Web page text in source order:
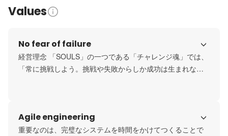
Values
No fear of failure
経営理念 「SOULS」の一つである「チャレンジ魂」では、
「常に挑戦しよう。挑戦や失敗からしか成功は生まれな
Agile engineering
重要なのは、完璧なシステムを時間をかけてつくることで